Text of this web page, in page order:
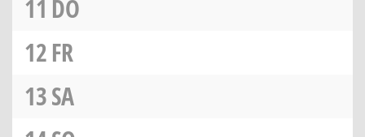
11 DO
12FR
13SA